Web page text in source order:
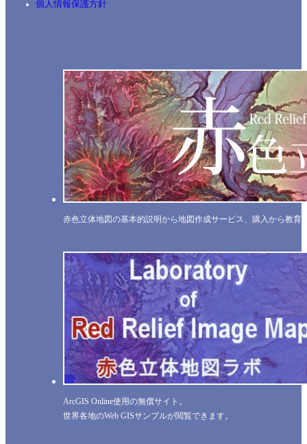
個人情報保護方針
赤色立体地図の基本的説明から地図作成サービス、購入から教育
ArcGIS Online使用の無償サイト。
世界各地のWeb GISサンプルが閲覧できます。